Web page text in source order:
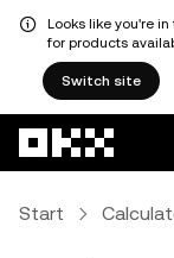
Looks like you're
for products
Switch site
Start